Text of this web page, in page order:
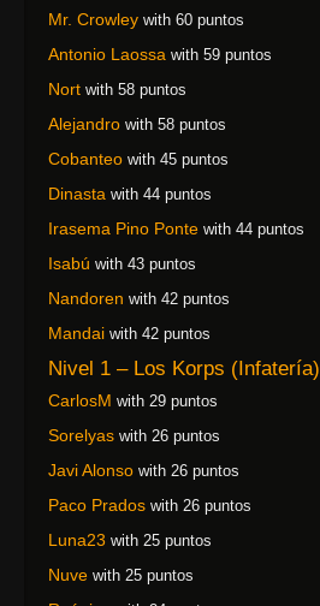
Mr. Crowley with 60 puntos
Antonio Laossa with 59 puntos
Nort with 58 puntos
Alejandro with 58 puntos
Cobanteo with 45 puntos
Dinasta with 44 puntos
Irasema Pino Ponte with 44 puntos
Isabú with 43 puntos
Nandoren with 42 puntos
Mandai with 42 puntos
Nivel 1 – Los Korps (Infatería)
CarlosM with 29 puntos
Sorelyas with 26 puntos
Javi Alonso with 26 puntos
Paco Prados with 26 puntos
Luna23 with 25 puntos
Nuve with 25 puntos